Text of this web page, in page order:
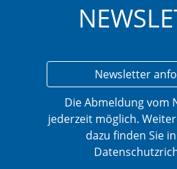
Newsletter
Die Abmeldung vom
jederzeit möglich.
dazu finden Sie